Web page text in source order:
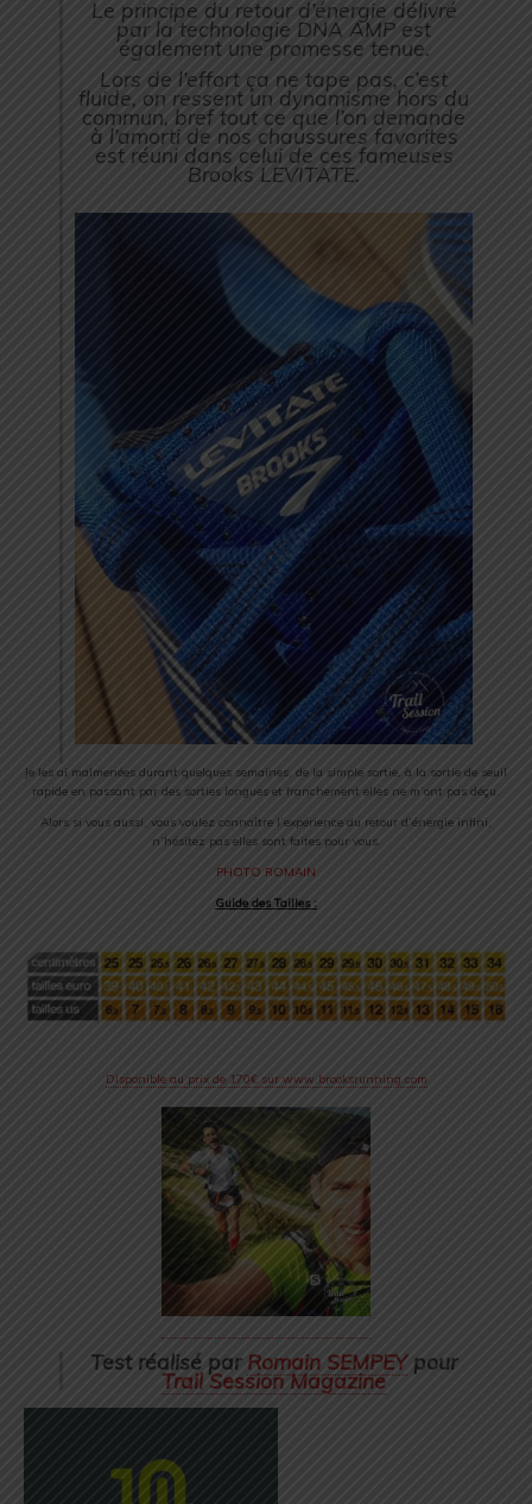
Le principe du retour d’énergie délivré
par la technologie DNA AMP est
également une promesse tenue.
Lors de l’effort ça ne tape pas, c’est
fluide, on ressent un dynamisme hors du
commun, bref tout ce que l’on demande
à l’amorti de nos chaussures favorites
est réuni dans celui de ces fameuses
Brooks LEVITATE.
Je les ai malmenées durant quelques semaines, de la simple sortie, à la sortie de seuil
rapide en passant par des sorties longues et franchement elles ne m’ont pas déçu.
Alors si vous aussi, vous voulez connaître l’expérience du retour d’énergie infini,
n’hésitez pas elles sont faites pour vous.
PHOTO ROMAIN
Guide des Tailles :
Disponible au prix de 170€ sur www.brooksrunning.com
Test réalisé par Romain SEMPEYpour
Trail Session Magazine